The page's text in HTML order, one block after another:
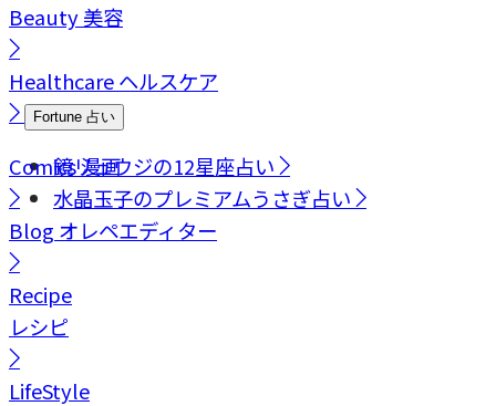
Beauty美容
Healthcareヘルスケア
Fortune 占い
鏡リュウジの12星座占い
水晶玉子のプレミアムうさぎ占い
Comics漫画
Blog オレペエディター
Recipe
レシピ
LifeStyle